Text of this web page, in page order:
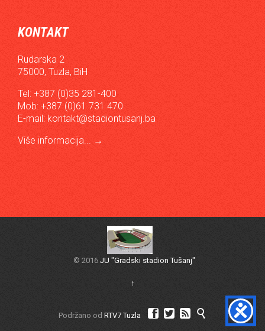
KONTAKT
Rudarska 2
75000, Tuzla, BiH
Tel: +387 (0)35 281-400
Mob: +387 (0)61 731 470
E-mail: kontakt@stadiontusanj.ba
Više informacija...
→
© 2016 JU "Gradski stadion Tušanj"
↑
Podržano od RTV7 Tuzla    